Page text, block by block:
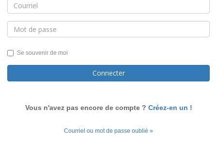
Se souvenir de moi
Connecter
Vous n'avez pas encore de compte ? Créez-en un !
Courriel ou mot de passe oublié »